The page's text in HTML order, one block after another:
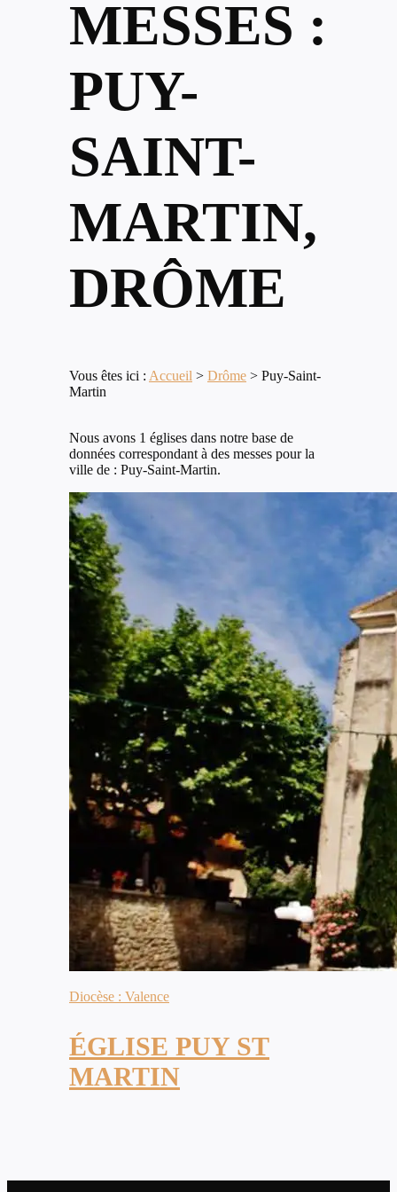
MESSES :
PUY-
SAINT-
MARTIN,
DRÔME
Vous êtes ici : Accueil > Drôme > Puy-Saint-
Martin
Nous avons 1 églises dans notre base de
données correspondant à des messes pour la
ville de : Puy-Saint-Martin.
Diocèse : Valence
ÉGLISE PUY ST
MARTIN